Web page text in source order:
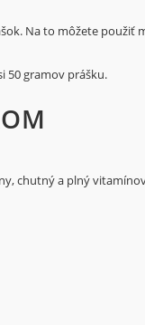
Na to môžete použiť
50 gramov prášku.
chutný a plný